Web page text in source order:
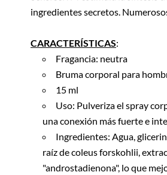
ingredientes secretos.
CARACTERÍSTICAS:
Fragancia: neutra
Bruma corporal para
15 ml
Uso: Pulveriza el spray
una conexión más fuerte e
Ingredientes: Agua,
raíz de coleus forskohlii,
"androstadienona", lo que